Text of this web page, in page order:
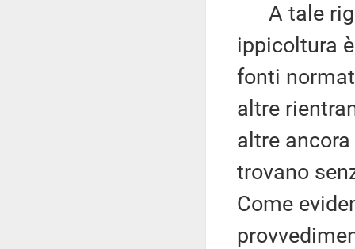
A tale
ippicoltura
fonti
altre
altre
trovano
Come